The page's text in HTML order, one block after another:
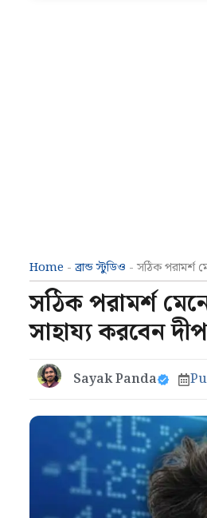
Home - ব্রান্ড স্টুডিও - সঠিক পরামর্শ
সঠিক পরামর্শ
সাহায্য করবেন
Sayak Panda